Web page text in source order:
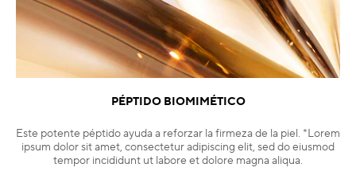
PÉPTIDO BIOMIMÉTICO
Este potente péptido ayuda a reforzar la firmeza de la piel. *Lorem
ipsum dolor sit amet, consectetur adipiscing elit, sed do eiusmod
tempor incididunt ut labore et dolore magna aliqua.